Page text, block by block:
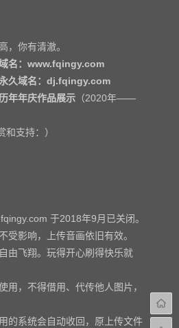
，你有清澈。
名：www.fqingy.com
久域名：dj.fqingy.com
年年庆作品展示 （2020年——
和支持：）
于2018年9月已关闭。
受影响，上传音画依旧有效。
由飞翔。玩得开心刷得快乐就
用，不得借用、代传他人图片，
的系统会自动收回，原上传文件